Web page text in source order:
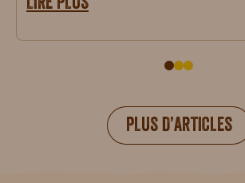
LIRE PLUS
PLUS D’ARTICLES